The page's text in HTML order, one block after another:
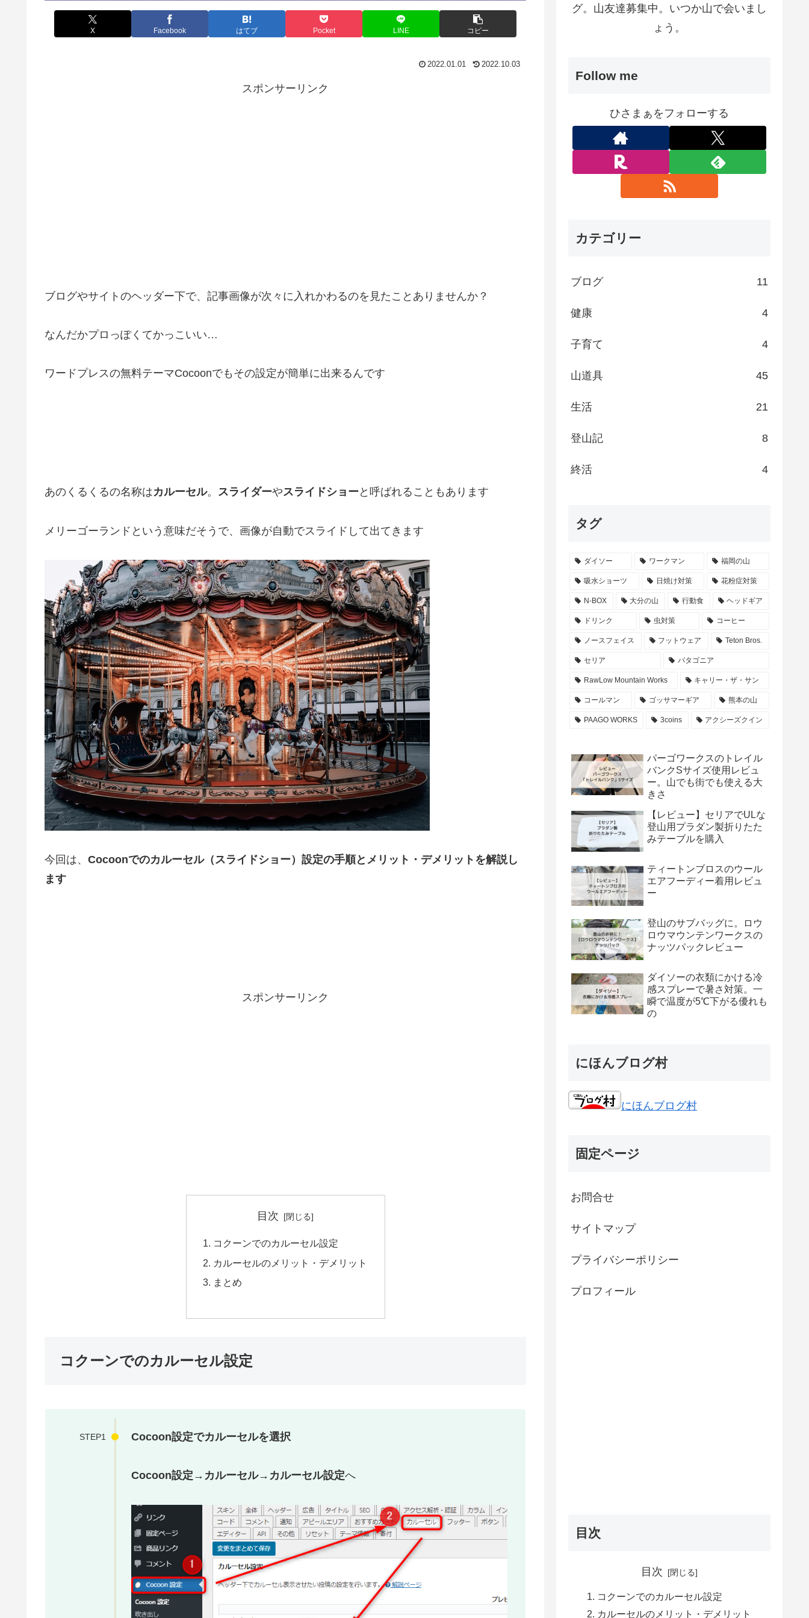
X Facebook はてブ Pocket LINE コピー
2022.01.01 2022.10.03
スポンサーリンク
ブログやサイトのヘッダー下で、記事画像が次々に入れかわるのを見たことありませんか？
なんだかプロっぽくてかっこいい…
ワードプレスの無料テーマCocoonでもその設定が簡単に出来るんです
あのくるくるの名称はカルーセル。 スライダーやスライドショーと呼ばれることもあります
メリーゴーランドという意味だそうで、画像が自動でスライドして出てきます
今回は、 Cocoonでのカルーセル（スライドショー）設定の手順とメリット ・ デメリットを解説し
ます
スポンサーリンク
目次
コクーンでのカルーセル設定
カルーセルのメリット・デメリット
まとめ
コクーンでのカルーセル設定
STEP1 Cocoon設定でカルーセルを選択
Cocoon設定 → カルーセル→ カルーセル設定へ
グ。山友達募集中。いつか山で会いまし
ょう。
Follow me
ひさまぁをフォローする
カテゴリー
ブログ 11
健康 4
子育て 4
山道具 45
生活 21
登山記 8
終活 4
タグ
ダイソー ワークマン 福岡の山
吸水ショーツ 日焼け対策 花粉症対策
N-BOX 大分の山 行動食 ヘッドギア
ドリンク 虫対策 コーヒー
ノースフェイス フットウェア Teton Bros.
セリア パタゴニア
RawLow Mountain Works キャリー・ザ・サン
コールマン ゴッサマーギア 熊本の山
PAAGO WORKS 3coins アクシーズクイン
パーゴワークスのトレイル
バンクSサイズ使用レビュ
ー。山でも街でも使える大
きさ
【レビュー】セリアでULな
登山用プラダン製折りたた
みテーブルを購入
ティートンブロスのウール
エアフーディー着用レビュ
ー
登山のサブバッグに。ロウ
ロウマウンテンワークスの
ナッツパックレビュー
ダイソーの衣類にかける冷
感スプレーで暑さ対策。一
瞬で温度が5℃下がる優れも
の
にほんブログ村
にほんブログ村
固定ページ
お問合せ
サイトマップ
プライバシーポリシー
プロフィール
目次
目次
コクーンでのカルーセル設定
カルーセルのメリット・デメリット